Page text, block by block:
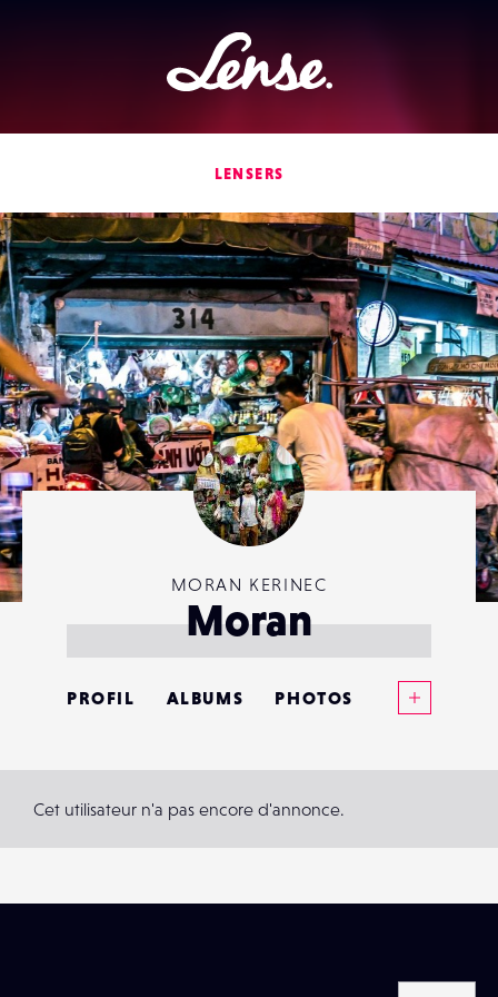
Lense
LENSERS
MORAN KERINEC
Moran
PROFIL ALBUMS PHOTOS
CONTACTS
ÉVÉNEMENTS
Cet utilisateur n'a pas encore d'annonce.